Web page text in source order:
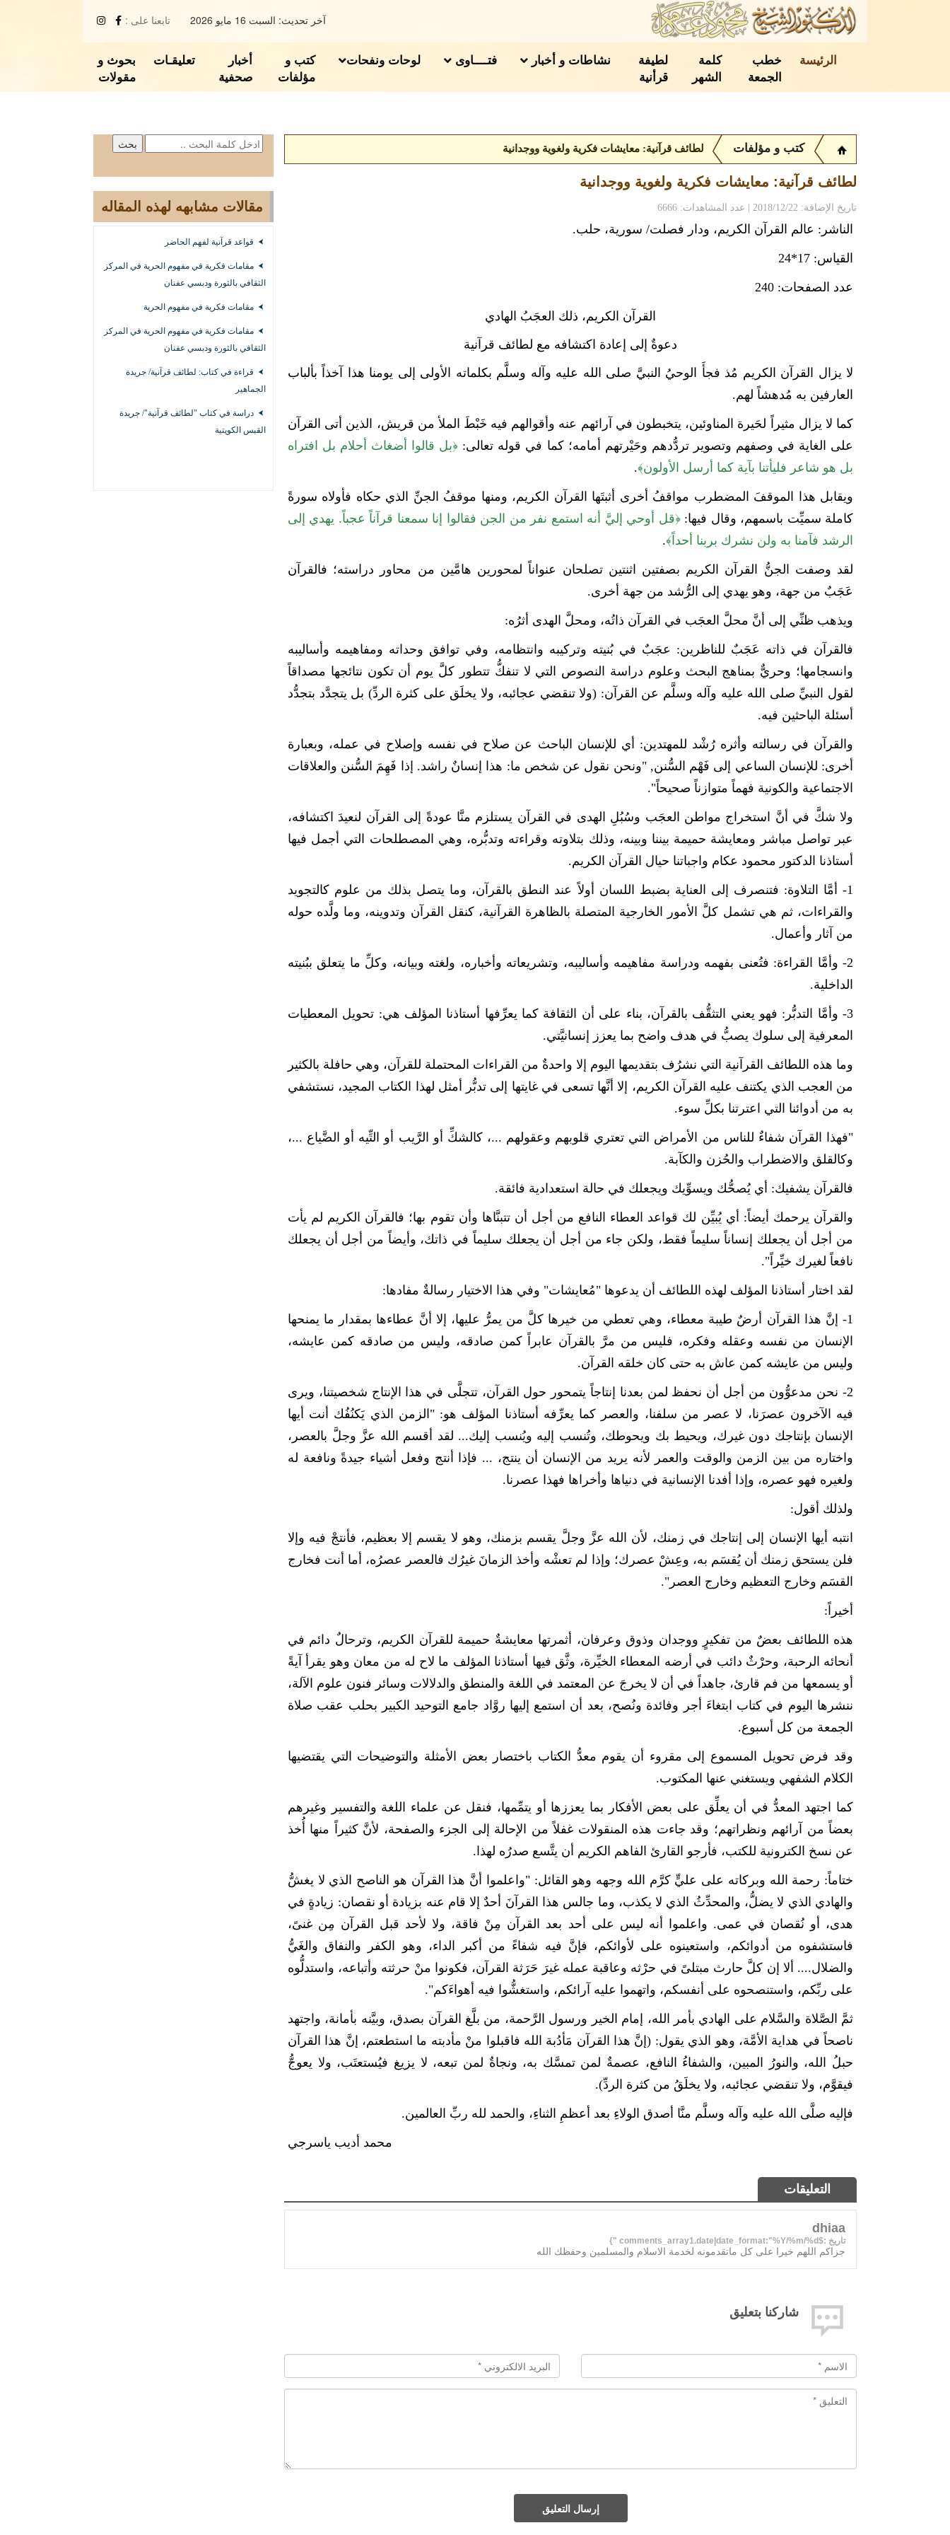
آخر تحديث: السبت 16 مايو 2026 تابعنا على :
الرئيسة
خطب
الجمعة
كلمة
الشهر
لطيفة
قرأنية
نشاطات و أخبار فتــــاوى لوحات ونفحات
كتب و
مؤلفات
أخبار
صحفية
تعليقـات
بحوث و
مقولات
كتب و مؤلفات لطائف قرآنية: معايشات فكرية ولغوية ووجدانية
لطائف قرآنية: معايشات فكرية ولغوية ووجدانية
تاريخ الإضافة: 2018/12/22 | عدد المشاهدات: 6666
الناشر: عالم القرآن الكريم، ودار فصلت/ سورية، حلب.
القياس: 17*24
عدد الصفحات: 240
القرآن الكريم، ذلك العجَبُ الهادي
دعوةٌ إلى إعادة اكتشافه مع لطائف قرآنية
لا يزال القرآن الكريم مُذ فجأَ الوحيُ النبيَّ صلى الله عليه وآله وسلَّم بكلماته الأولى إلى يومنا هذا آخذاً بألباب
العارفين به مُدهشاً لهم.
كما لا يزال مثيراً لحَيرة المناوئين، يتخبطون في آرائهم عنه وأقوالهم فيه خَبْطَ الملأ من قريش، الذين أتى القرآن
على الغاية في وصفهم وتصوير تردُّدهم وحَيْرتهم أمامه؛ كما في قوله تعالى: ﴿بل قالوا أضغاث أحلام بل افتراه
بل هو شاعر فليأتنا بآية كما أرسل الأولون﴾.
ويقابل هذا الموقفَ المضطرب مواقفُ أخرى أثبتَها القرآن الكريم، ومنها موقفُ الجنِّ الذي حكاه فأولاه سورةً
كاملة سميِّت باسمهم، وقال فيها:﴿قل أوحي إليَّ أنه استمع نفر من الجن فقالوا إنا سمعنا قرآناً عجباً. يهدي إلى
الرشد فآمنا به ولن نشرك بربنا أحداً﴾.
لقد وصفت الجنُّ القرآن الكريم بصفتين اثنتين تصلحان عنواناً لمحورين هامَّين من محاور دراسته؛ فالقرآن
عَجَبٌ من جهة، وهو يهدي إلى الرُّشد من جهة أخرى.
ويذهب ظنِّي إلى أنَّ محلَّ العجَب في القرآن ذاتُه، ومحلَّ الهدى أثرُه:
فالقرآن في ذاته عَجَبٌ للناظرين: عجَبٌ في بُنيته وتركيبه وانتظامه، وفي توافق وحداته ومفاهيمه وأساليبه
وانسجامها؛ وحريٌّ بمناهج البحث وعلوم دراسة النصوص التي لا تنفكُّ تتطور كلَّ يوم أن تكون نتائجها مصداقاً
لقول النبيِّ صلى الله عليه وآله وسلَّم عن القرآن: (ولا تنقضي عجائبه، ولا يخلَق على كثرة الردِّ) بل يتجدَّد بتجدُّد
أسئلة الباحثين فيه.
والقرآن في رسالته وأثره رُشْد للمهتدين: أي للإنسان الباحث عن صلاح في نفسه وإصلاح في عمله، وبعبارة
أخرى: للإنسان الساعي إلى فَهْم السُّنن, "ونحن نقول عن شخص ما: هذا إنسانٌ راشد. إذا فَهِمَ السُّنن والعلاقات
الاجتماعية والكونية فهماً متوازناً صحيحاً".
ولا شكَّ في أنَّ استخراج مواطن العجَب وسُبُلِ الهدى في القرآن يستلزم منَّا عودةً إلى القرآن لنعيدَ اكتشافه،
عبر تواصل مباشر ومعايشة حميمة بيننا وبينه، وذلك بتلاوته وقراءته وتدبُّره، وهي المصطلحات التي أجمل فيها
أستاذنا الدكتور محمود عكام واجباتنا حيال القرآن الكريم.
1- أمَّا التلاوة: فتنصرف إلى العناية بضبط اللسان أولاً عند النطق بالقرآن، وما يتصل بذلك من علوم كالتجويد
والقراءات، ثم هي تشمل كلَّ الأمور الخارجية المتصلة بالظاهرة القرآنية، كنقل القرآن وتدوينه، وما ولَّده حوله
من آثار وأعمال.
2- وأمَّا القراءة: فتُعنى بفهمه ودراسة مفاهيمه وأساليبه، وتشريعاته وأخباره، ولغته وبيانه، وكلِّ ما يتعلق ببُنيته
الداخلية.
3- وأمَّا التدبُّر: فهو يعني التثقُّف بالقرآن، بناء على أن الثقافة كما يعرِّفها أستاذنا المؤلف هي: تحويل المعطيات
المعرفية إلى سلوك يصبُّ في هدف واضح بما يعزز إنسانيَّتي.
وما هذه اللطائف القرآنية التي نشرُف بتقديمها اليوم إلا واحدةٌ من القراءات المحتملة للقرآن، وهي حافلة بالكثير
من العجب الذي يكتنف عليه القرآن الكريم، إلا أنَّها تسعى في غايتها إلى تدبُّر أمثل لهذا الكتاب المجيد، نستشفي
به من أدوائنا التي اعترتنا بكلِّ سوء.
"فهذا القرآن شفاءٌ للناس من الأمراض التي تعتري قلوبهم وعقولهم ...، كالشكِّ أو الرَّيب أو التِّيه أو الضَّياع ...،
وكالقلق والاضطراب والحُزن والكآبة.
فالقرآن يشفيك: أي يُصحُّك ويسوِّيك ويجعلك في حالة استعدادية فائقة.
والقرآن يرحمك أيضاً: أي يُبيِّن لك قواعد العطاء النافع من أجل أن تتبنَّاها وأن تقوم بها؛ فالقرآن الكريم لم يأت
من أجل أن يجعلك إنساناً سليماً فقط، ولكن جاء من أجل أن يجعلك سليماً في ذاتك، وأيضاً من أجل أن يجعلك
نافعاً لغيرك خيِّراً".
لقد اختار أستاذنا المؤلف لهذه اللطائف أن يدعوها "مُعايشات" وفي هذا الاختيار رسالةٌ مفادها:
1- إنَّ هذا القرآن أرضٌ طيبة معطاء، وهي تعطي من خيرها كلَّ من يمرُّ عليها، إلا أنَّ عطاءها بمقدار ما يمنحها
الإنسان من نفسه وعقله وفكره، فليس من مرَّ بالقرآن عابراً كمن صادقه، وليس من صادقه كمن عايشه،
وليس من عايشه كمن عاش به حتى كان خلقه القرآن.
2- نحن مدعوُّون من أجل أن نحفظ لمن بعدنا إنتاجاً يتمحور حول القرآن، تتجلَّى في هذا الإنتاج شخصيتنا، ويرى
فيه الآخرون عصرَنا، لا عصر من سلفنا، والعصر كما يعرِّفه أستاذنا المؤلف هو: "الزمن الذي يَكنُفُك أنت أيها
الإنسان بإنتاجك دون غيرك، ويحيط بك ويحوطك، وتُنسب إليه ويُنسب إليك... لقد أقسم الله عزَّ وجلَّ بالعصر،
واختاره من بين الزمن والوقت والعمر لأنه يريد من الإنسان أن ينتج، ... فإذا أنتج وفعل أشياء جيدةً ونافعة له
ولغيره فهو عصره، وإذا أفدنا الإنسانية في دنياها وأخراها فهذا عصرنا.
ولذلك أقول:
انتبه أيها الإنسان إلى إنتاجك في زمنك، لأن الله عزَّ وجلَّ يقسم بزمنك، وهو لا يقسم إلا بعظيم، فأنتجْ فيه وإلا
فلن يستحق زمنك أن يُقسَم به، وعِشْ عصرك؛ وإذا لم تعشْه وأخذ الزمانَ غيرُك فالعصر عصرُه، أما أنت فخارج
القسَم وخارج التعظيم وخارج العصر".
أخيراً:
هذه اللطائف بعضٌ من تفكيرٍ ووجدان وذوق وعرفان، أثمرتها معايشةٌ حميمة للقرآن الكريم، وترحالٌ دائم في
أنحائه الرحبة، وحرْثٌ دائب في أرضه المعطاء الخيِّرة، وثَّق فيها أستاذنا المؤلف ما لاح له من معان وهو يقرأ آيةً
أو يسمعها من فم قارئ، جاهداً في أن لا يخرجَ عن المعتمد في اللغة والمنطق والدلالات وسائر فنون علوم الآلة،
ننشرها اليوم في كتاب ابتغاءَ أجر وفائدة ونُصح، بعد أن استمع إليها روَّاد جامع التوحيد الكبير بحلب عقب صلاة
الجمعة من كل أسبوع.
وقد فرض تحويل المسموع إلى مقروء أن يقوم معدُّ الكتاب باختصار بعض الأمثلة والتوضيحات التي يقتضيها
الكلام الشفهي ويستغني عنها المكتوب.
كما اجتهد المعدُّ في أن يعلِّق على بعض الأفكار بما يعززها أو يتمِّمها، فنقل عن علماء اللغة والتفسير وغيرهم
بعضاً من آرائهم ونظراتهم؛ وقد جاءت هذه المنقولات غفلاً من الإحالة إلى الجزء والصفحة، لأنَّ كثيراً منها أُخذ
عن نسخ الكترونية للكتب، فأرجو القارئ الفاهم الكريم أن يتَّسع صدرُه لهذا.
ختاماً: رحمة الله وبركاته على عليٍّ كرَّم الله وجهه وهو القائل: "واعلموا أنَّ هذا القرآن هو الناصح الذي لا يغشُّ
والهادي الذي لا يضلُّ، والمحدِّثُ الذي لا يكذب، وما جالس هذا القرآنَ أحدٌ إلا قام عنه بزيادة أو نقصان: زيادةٍ في
هدى، أو نُقصان في عمى. واعلموا أنه ليس على أحد بعد القرآن مِنْ فاقة، ولا لأحد قبل القرآن مِن غنىً،
فاستشفوه من أدوائكم، واستعينوه على لأوائكم، فإنَّ فيه شفاءً من أكبر الداء، وهو الكفر والنفاق والغَيُّ
والضلال.... ألا إن كلَّ حارث مبتلىً في حرْثه وعاقبة عمله غيرَ حَرَثة القرآن، فكونوا منْ حرثته وأتباعه، واستدلُّوه
على ربِّكم، واستنصحوه على أنفسكم، واتهموا عليه آرائكم، واستغشُّوا فيه أهواءَكم".
ثمَّ الصَّلاة والسَّلام على الهادي بأمر الله، إمام الخير ورسول الرَّحمة، من بلَّغ القرآن بصدق، وبيَّنه بأمانة، واجتهد
ناصحاً في هداية الأمَّة، وهو الذي يقول: (إنَّ هذا القرآن مَأدُبة الله فاقبلوا منْ مأدبته ما استطعتم، إنَّ هذا القرآن
حبلُ الله، والنورُ المبين، والشفاءُ النافع، عصمةٌ لمن تمسَّك به، ونجاةٌ لمن تبعه، لا يزيغ فيُستعتَب، ولا يعوجُّ
فيقوَّم، ولا تنقضي عجائبه، ولا يخلَقُ من كثرة الردِّ).
فإليه صلَّى الله عليه وآله وسلَّم منَّا أصدق الولاءِ بعد أعظمِ الثناءِ، والحمد لله ربِّ العالمين.
محمد أديب ياسرجي
التعليقات
dhiaa
تاريخ :$comments_array1.date|date_format:"%Y/%m/%d "}
جزاكم اللهم خيرا على كل ماتقدمونه لخدمة الاسلام والمسلمين وحفظك الله
شاركنا بتعليق
إرسال التعليق
مقالات مشابهه لهذه المقاله
قواعد قرآنية لفهم الحاضر
مقامات فكرية في مفهوم الحرية في المركز
الثقافي بالثورة ودبسي عفنان
مقامات فكرية في مفهوم الحرية
مقامات فكرية في مفهوم الحرية في المركز
الثقافي بالثورة ودبسي عفنان
قراءة في كتاب: لطائف قرآنية/ جريدة
الجماهير
دراسة في كتاب "لطائف قرآنية"/ جريدة
القبس الكويتية